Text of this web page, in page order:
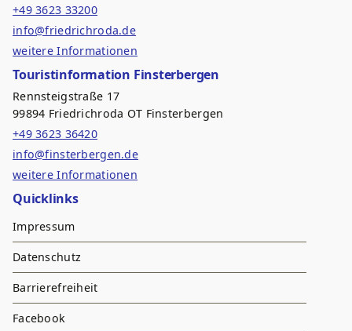
+49 3623 33200
info@friedrichroda.de
weitere Informationen
Touristinformation Finsterbergen
Rennsteigstraße 17
99894 Friedrichroda OT Finsterbergen
+49 3623 36420
info@finsterbergen.de
weitere Informationen
Quicklinks
Impressum
Datenschutz
Barrierefreiheit
Facebook